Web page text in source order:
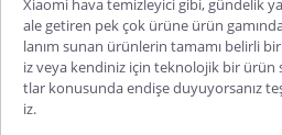
Xiaomi hava temizleyici gibi, gündelik
ale getiren pek çok ürüne ürün
lanım sunan ürünlerin tamamı belirli bir
iz veya kendiniz için teknolojik bir ürün
tlar konusunda endişe duyuyorsanız
iz.